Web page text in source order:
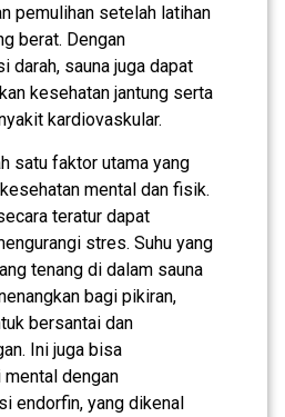
pemulihan setelah latihan
berat. Dengan
darah, sauna juga dapat
kesehatan jantung serta
kardiovaskular.
satu faktor utama yang
mental dan fisik.
teratur dapat
stres. Suhu yang
tenang di dalam sauna
bagi pikiran,
bersantai dan
Ini juga bisa
dengan
endorfin, yang dikenal